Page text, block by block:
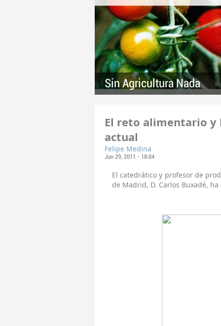
Sin Agricultura Nada
El reto alimentario y
actual
Felipe Medina
Jun 29, 2011 - 18:04
El catedrático y profesor de
de Madrid, D. Carlos Buxadé,